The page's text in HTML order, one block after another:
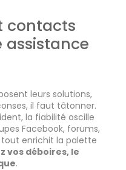
contacts
assistance
leurs solutions,
il faut tâtonner.
la fiabilité oscille
Facebook, forums,
tout enrichit la palette
vos déboires, le
.